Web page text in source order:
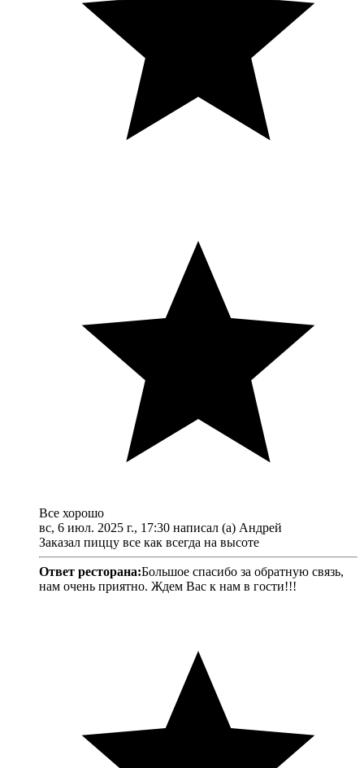
Все хорошо
вс, 6 июл. 2025 г., 17:30 написал (а) Андрей
Заказал пиццу все как всегда на высоте
Ответ ресторана:Большое спасибо за обратную связь,
нам очень приятно. Ждем Вас к нам в гости!!!